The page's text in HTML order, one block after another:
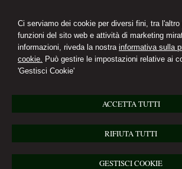
Ci serviamo dei cookie per diversi fini, tra l'altro
funzioni del sito web e attività di marketing
informazioni, riveda la nostra informativa sulla
cookie. Può gestire le impostazioni relative ai
'Gestisci Cookie'
ACCETTA TUTTI
RIFIUTA TUTTI
GESTISCI COOKIE